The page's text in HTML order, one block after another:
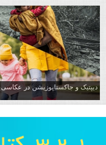
دیپتیک و جاکستا‌پوزیشن در عکاسی